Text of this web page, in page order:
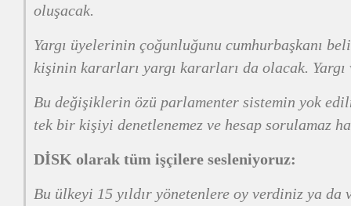
oluşacak.
Yargı üyelerinin çoğunluğunu cumhurbaşkanı
kişinin kararları yargı kararları da olacak. Yargı
Bu değişiklerin özü parlamenter sistemin yok
tek bir kişiyi denetlenemez ve hesap sorulamaz
DİSK olarak tüm işçilere sesleniyoruz:
Bu ülkeyi 15 yıldır yönetenlere oy verdiniz ya da